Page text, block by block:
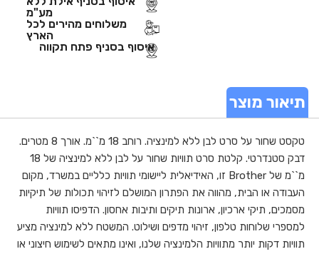
מע"מ
משלוחים מהירים לכל
הארץ
איסוף בסניף פתח תקווה
תיאור מוצר
טקסט שחור על סרט לבן ללא למינציה. רוחב 18 מ``מ. אורך 8 מטרים.
דבק סטנדרטי. קלטת סרט תוויות שחור על לבן ללא למינציה של 18
מ``מ של Brother זו, האידיאלית ליישומי תוויות כלליים במשרד, מקום
העבודה או הבית, מהווה את הפתרון המושלם לזיהוי תכולות של תיקיות
מסמכים, תיקי ארכיון, ארונות תיקים ותיבות אחסון. הדפיסו תוויות
למספרי שלוחות טלפון, זיהוי מדפים ושילוט. המשטח ללא למינציה מציע
תוויות דקות יותר מתוויות הלמינציה שלנו, ואינו מתאים לשימוש חיצוני או